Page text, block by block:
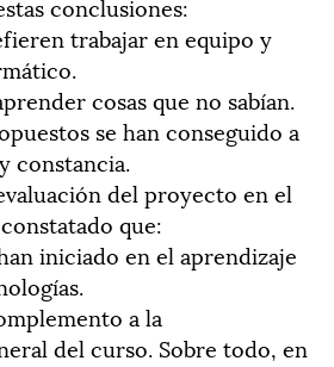
conclusiones:
trabajar en equipo y
cosas que no sabían.
se han conseguido a
constancia.
del proyecto en el
que:
iniciado en el aprendizaje
a la
del curso. Sobre todo, en